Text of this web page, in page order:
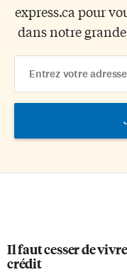
express.ca pour
dans notre
Address
Il faut cesser de
crédit